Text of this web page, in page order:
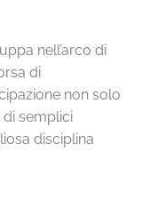
nell’arco di
di
non solo
di semplici
disciplina